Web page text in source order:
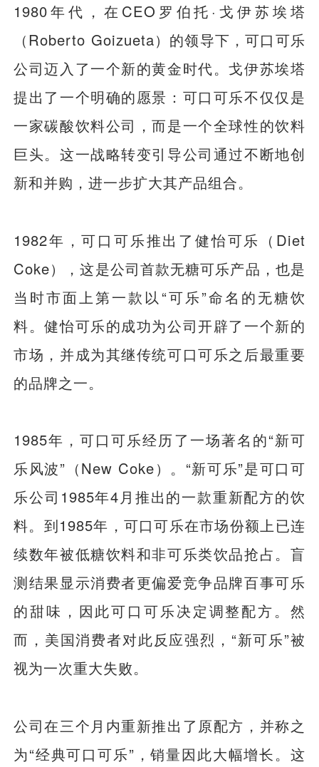
1980年代，在CEO罗伯托·戈伊苏埃塔
（Roberto Goizueta）的领导下，可口可乐
公司迈入了一个新的黄金时代。戈伊苏埃塔
提出了一个明确的愿景：可口可乐不仅仅是
一家碳酸饮料公司，而是一个全球性的饮料
巨头。这一战略转变引导公司通过不断地创
新和并购，进一步扩大其产品组合。
1982年，可口可乐推出了健怡可乐（Diet
Coke），这是公司首款无糖可乐产品，也是
当时市面上第一款以“可乐”命名的无糖饮
料。健怡可乐的成功为公司开辟了一个新的
市场，并成为其继传统可口可乐之后最重要
的品牌之一。
1985年，可口可乐经历了一场著名的“新可
乐风波”（New Coke）。“新可乐”是可口可
乐公司1985年4月推出的一款重新配方的饮
料。到1985年，可口可乐在市场份额上已连
续数年被低糖饮料和非可乐类饮品抢占。盲
测结果显示消费者更偏爱竞争品牌百事可乐
的甜味，因此可口可乐决定调整配方。然
而，美国消费者对此反应强烈，“新可乐”被
视为一次重大失败。
公司在三个月内重新推出了原配方，并称之
为“经典可口可乐”，销量因此大幅增长。这